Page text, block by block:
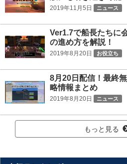
2019年11月5日 ニュース
Ver1.7で船長たちに
の進め方を解説！
2019年8月20日 お役立ち
8月20日配信！最終
略情報まとめ
2019年8月20日 ニュース
もっと見る